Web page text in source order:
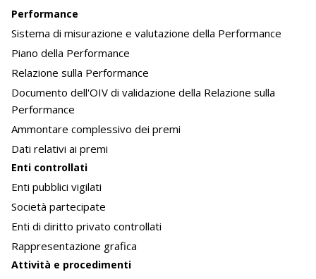
Performance
Sistema di misurazione e valutazione della Performance
Piano della Performance
Relazione sulla Performance
Documento dell'OIV di validazione della Relazione sulla
Performance
Ammontare complessivo dei premi
Dati relativi ai premi
Enti controllati
Enti pubblici vigilati
Società partecipate
Enti di diritto privato controllati
Rappresentazione grafica
Attività e procedimenti